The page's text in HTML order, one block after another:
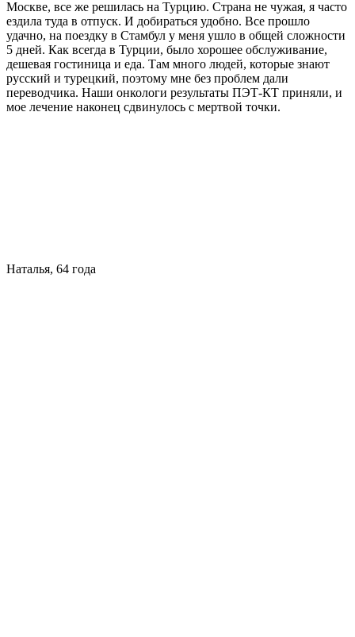
Москве, все же решилась на Турцию. Страна не чужая, я часто
ездила туда в отпуск. И добираться удобно. Все прошло
удачно, на поездку в Стамбул у меня ушло в общей сложности
5 дней. Как всегда в Турции, было хорошее обслуживание,
дешевая гостиница и еда. Там много людей, которые знают
русский и турецкий, поэтому мне без проблем дали
переводчика. Наши онкологи результаты ПЭТ-КТ приняли, и
мое лечение наконец сдвинулось с мертвой точки.
Наталья, 64 года